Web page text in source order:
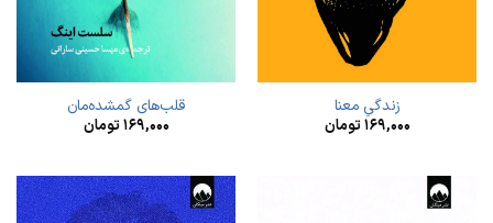
زندگیِ معنا
۱۶۹,۰۰۰تومان
قلب‌های گمشده‌مان
۱۶۹,۰۰۰تومان